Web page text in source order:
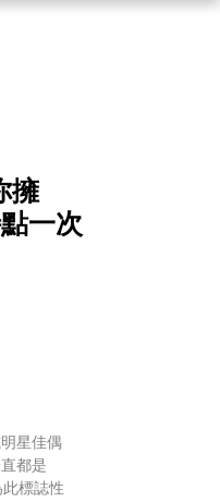
擁
一次
星佳偶
都是
此標誌性